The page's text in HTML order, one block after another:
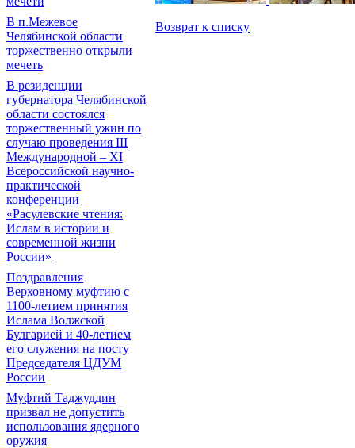
В п.Межевое
Челябинской области
торжественно открыли
мечеть
В резиденции
губернатора Челябинской
области состоялся
торжественный ужин по
случаю проведения III
Международной – XI
Всероссийской научно-
практической
конференции
«Расулевские чтения:
Ислам в истории и
современной жизни
России»
Поздравления
Верховному муфтию с
1100-летием принятия
Ислама Волжской
Булгарией и 40-летием
его служения на посту
Председателя ЦДУМ
России
Муфтий Таджуддин
призвал не допустить
использования ядерного
оружия
Возврат к списку